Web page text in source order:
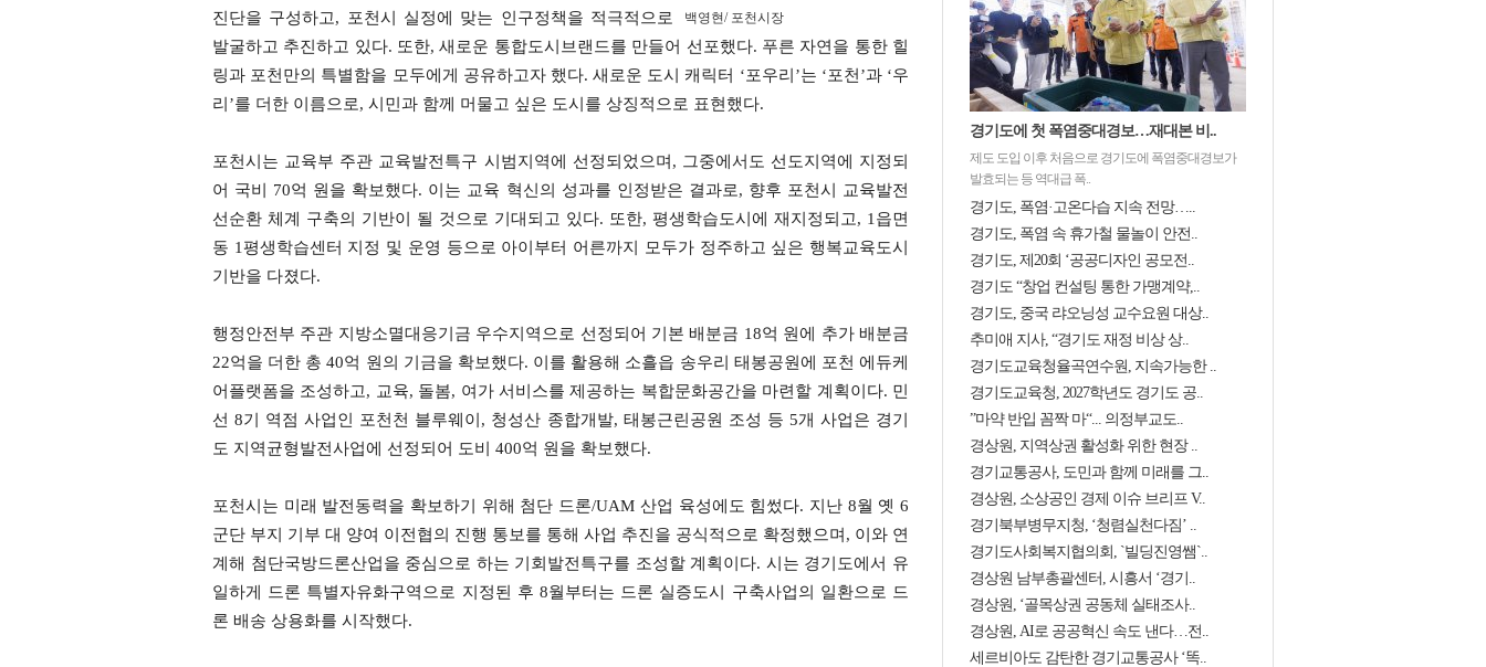
백영현/ 포천시장
진단을 구성하고, 포천시 실정에 맞는 인구정책을 적극적으로
발굴하고 추진하고 있다. 또한, 새로운 통합도시브랜드를 만들어 선포했다. 푸른 자연을 통한 힐
링과 포천만의 특별함을 모두에게 공유하고자 했다. 새로운 도시 캐릭터 ‘포우리’는 ‘포천’과 ‘우
리’를 더한 이름으로, 시민과 함께 머물고 싶은 도시를 상징적으로 표현했다.
포천시는 교육부 주관 교육발전특구 시범지역에 선정되었으며, 그중에서도 선도지역에 지정되
어 국비 70억 원을 확보했다. 이는 교육 혁신의 성과를 인정받은 결과로, 향후 포천시 교육발전
선순환 체계 구축의 기반이 될 것으로 기대되고 있다. 또한, 평생학습도시에 재지정되고, 1읍면
동 1평생학습센터 지정 및 운영 등으로 아이부터 어른까지 모두가 정주하고 싶은 행복교육도시
기반을 다졌다.
행정안전부 주관 지방소멸대응기금 우수지역으로 선정되어 기본 배분금 18억 원에 추가 배분금
22억을 더한 총 40억 원의 기금을 확보했다. 이를 활용해 소흘읍 송우리 태봉공원에 포천 에듀케
어플랫폼을 조성하고, 교육, 돌봄, 여가 서비스를 제공하는 복합문화공간을 마련할 계획이다. 민
선 8기 역점 사업인 포천천 블루웨이, 청성산 종합개발, 태봉근린공원 조성 등 5개 사업은 경기
도 지역균형발전사업에 선정되어 도비 400억 원을 확보했다.
포천시는 미래 발전동력을 확보하기 위해 첨단 드론/UAM 산업 육성에도 힘썼다. 지난 8월 옛 6
군단 부지 기부 대 양여 이전협의 진행 통보를 통해 사업 추진을 공식적으로 확정했으며, 이와 연
계해 첨단국방드론산업을 중심으로 하는 기회발전특구를 조성할 계획이다. 시는 경기도에서 유
일하게 드론 특별자유화구역으로 지정된 후 8월부터는 드론 실증도시 구축사업의 일환으로 드
론 배송 상용화를 시작했다.
경기도에 첫 폭염중대경보…재대본 비..
제도 도입 이후 처음으로 경기도에 폭염중대경보가
발효되는 등 역대급 폭..
경기도, 폭염·고온다습 지속 전망…..
경기도, 폭염 속 휴가철 물놀이 안전..
경기도, 제20회 ‘공공디자인 공모전..
경기도 “창업 컨설팅 통한 가맹계약,..
경기도, 중국 랴오닝성 교수요원 대상..
추미애 지사, “경기도 재정 비상 상..
경기도교육청율곡연수원, 지속가능한 ..
경기도교육청, 2027학년도 경기도 공..
”마약 반입 꼼짝 마“... 의정부교도..
경상원, 지역상권 활성화 위한 현장 ..
경기교통공사, 도민과 함께 미래를 그..
경상원, 소상공인 경제 이슈 브리프 V..
경기북부병무지청, ‘청렴실천다짐’ ..
경기도사회복지협의회, `빌딩진영쌤`..
경상원 남부총괄센터, 시흥서 ‘경기..
경상원, ‘골목상권 공동체 실태조사..
경상원, AI로 공공혁신 속도 낸다…전..
세르비아도 감탄한 경기교통공사 ‘똑..